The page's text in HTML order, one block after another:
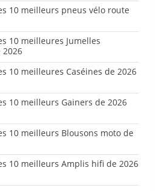
10 meilleurs pneus vélo route
10 meilleures Jumelles
2026
10 meilleures Caséines de 2026
10 meilleurs Gainers de 2026
10 meilleurs Blousons moto de
10 meilleurs Amplis hifi de 2026